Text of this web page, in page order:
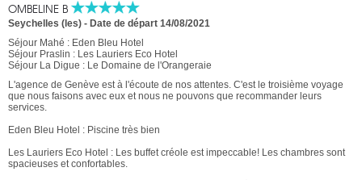
OMBELINE B
Seychelles (les) - Date de départ 14/08/2021
Séjour Mahé : Eden Bleu Hotel
Séjour Praslin : Les Lauriers Eco Hotel
Séjour La Digue : Le Domaine de l'Orangeraie
L'agence de Genève est à l'écoute de nos attentes. C'est le troisième voyage
que nous faisons avec eux et nous ne pouvons que recommander leurs
services.
Eden Bleu Hotel : Piscine très bien
Les Lauriers Eco Hotel : Les buffet créole est impeccable! Les chambres sont
spacieuses et confortables.